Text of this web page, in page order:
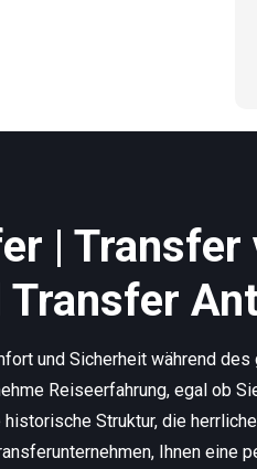
|
Transfer
und Sicherheit während
Reiseerfahrung, egal ob
Struktur, die
Ihnen eine